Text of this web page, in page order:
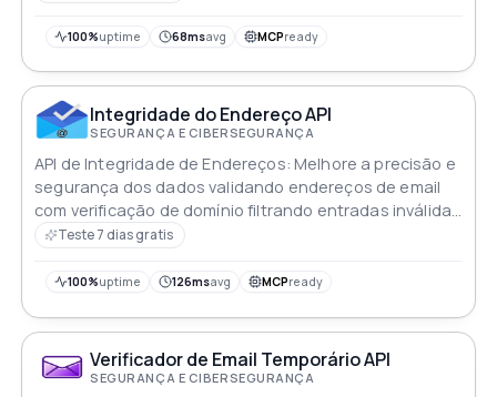
100%uptime 68msavg MCPready
Integridade do Endereço API
SEGURANÇA E CIBERSEGURANÇA
API de Integridade de Endereços: Melhore a precisão e
segurança dos dados validando endereços de email
com verificação de domínio filtrando entradas inválidas
de forma integrada
Teste 7 dias gratis
100%uptime 126msavg MCPready
Verificador de Email Temporário API
SEGURANÇA E CIBERSEGURANÇA